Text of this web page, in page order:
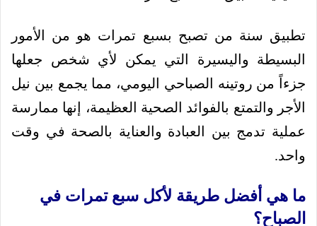
تطبيق سنة من تصبح بسبع تمرات هو من الأمور
البسيطة واليسيرة التي يمكن لأي شخص جعلها
جزءاً من روتينه الصباحي اليومي، مما يجمع بين نيل
الأجر والتمتع بالفوائد الصحية العظيمة، إنها ممارسة
عملية تدمج بين العبادة والعناية بالصحة في وقت
واحد.
ما هي أفضل طريقة لأكل سبع تمرات في
الصباح؟